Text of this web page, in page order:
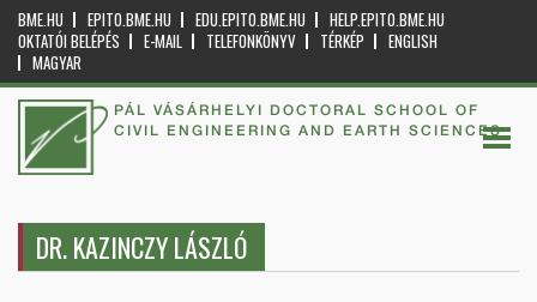
BME.HU EPITO.BME.HU EDU.EPITO.BME.HU
HELP.EPITO.BME.HU
OKTATÓI BELÉPÉS
E-MAIL TELEFONKÖNYV TÉRKÉP
ENGLISH
MAGYAR
PÁL VÁSÁRHELYI DOCTORAL SCHOOL OF
CIVIL ENGINEERING AND EARTH SCIENCES
DR. KAZINCZY LÁSZLÓ